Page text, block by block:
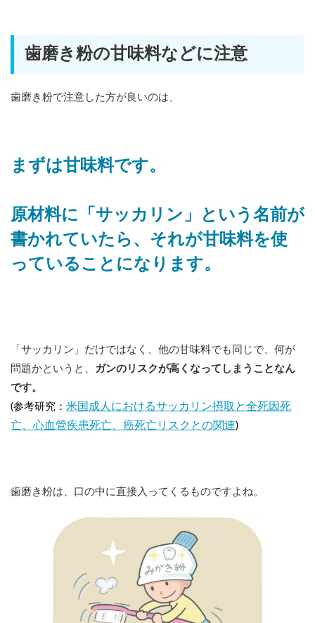
歯磨き粉の甘味料などに注意
歯磨き粉で注意した方が良いのは、
まずは甘味料です。
原材料に「サッカリン」という名前が
書かれていたら、それが甘味料を使
っていることになります。
「サッカリン」だけではなく、他の甘味料でも同じで、何が
問題かというと、 ガンのリスクが高くなってしまうことなん
です。
(参考研究： 米国成人におけるサッカリン摂取と全死因死
亡、心血管疾患死亡、癌死亡リスクとの関連)
歯磨き粉は、口の中に直接入ってくるものですよね。